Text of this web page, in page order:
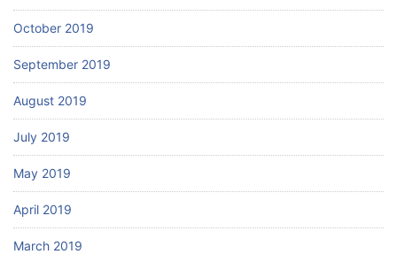
October 2019
September 2019
August 2019
July 2019
May 2019
April 2019
March 2019